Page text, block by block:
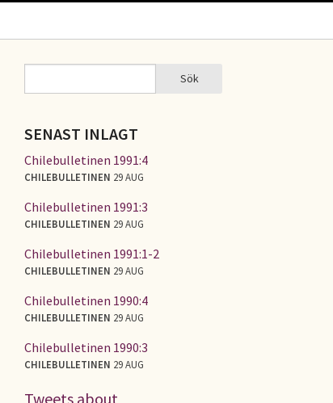
SÖKFORMULÄR Sök
SENAST INLAGT
Chilebulletinen 1991:4
CHILEBULLETINEN 29 AUG
Chilebulletinen 1991:3
CHILEBULLETINEN 29 AUG
Chilebulletinen 1991:1-2
CHILEBULLETINEN 29 AUG
Chilebulletinen 1990:4
CHILEBULLETINEN 29 AUG
Chilebulletinen 1990:3
CHILEBULLETINEN 29 AUG
Tweets about